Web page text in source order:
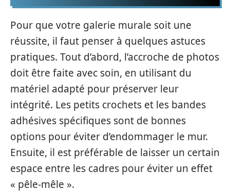
Pour que votre galerie murale soit une
réussite, il faut penser à quelques astuces
pratiques. Tout d’abord, l’accroche de photos
doit être faite avec soin, en utilisant du
matériel adapté pour préserver leur
intégrité. Les petits crochets et les bandes
adhésives spécifiques sont de bonnes
options pour éviter d’endommager le mur.
Ensuite, il est préférable de laisser un certain
espace entre les cadres pour éviter un effet
« pêle-mêle ».